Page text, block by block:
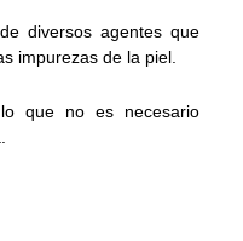
diversos agentes que
impurezas de la piel.
que no es necesario